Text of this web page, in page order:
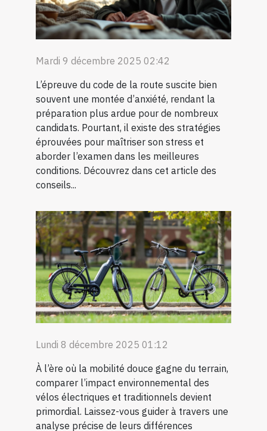
Mardi 9 décembre 2025 02:42
L’épreuve du code de la route suscite bien
souvent une montée d’anxiété, rendant la
préparation plus ardue pour de nombreux
candidats. Pourtant, il existe des stratégies
éprouvées pour maîtriser son stress et
aborder l’examen dans les meilleures
conditions. Découvrez dans cet article des
conseils...
Lundi 8 décembre 2025 01:12
À l’ère où la mobilité douce gagne du terrain,
comparer l’impact environnemental des
vélos électriques et traditionnels devient
primordial. Laissez-vous guider à travers une
analyse précise de leurs différences